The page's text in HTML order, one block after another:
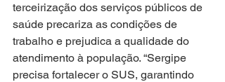
terceirização dos serviços públicos de
saúde precariza as condições de
trabalho e prejudica a qualidade do
atendimento à população. “Sergipe
precisa fortalecer o SUS, garantindo